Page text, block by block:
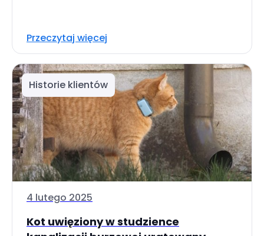
Przeczytaj więcej
Historie klientów
4 lutego 2025
Kot uwięziony w studzience